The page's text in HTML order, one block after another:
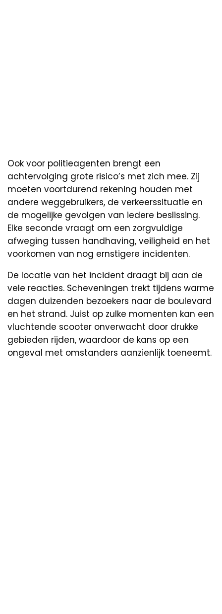
Ook voor politieagenten brengt een
achtervolging grote risico’s met zich mee. Zij
moeten voortdurend rekening houden met
andere weggebruikers, de verkeerssituatie en
de mogelijke gevolgen van iedere beslissing.
Elke seconde vraagt om een zorgvuldige
afweging tussen handhaving, veiligheid en het
voorkomen van nog ernstigere incidenten.
De locatie van het incident draagt bij aan de
vele reacties. Scheveningen trekt tijdens warme
dagen duizenden bezoekers naar de boulevard
en het strand. Juist op zulke momenten kan een
vluchtende scooter onverwacht door drukke
gebieden rijden, waardoor de kans op een
ongeval met omstanders aanzienlijk toeneemt.